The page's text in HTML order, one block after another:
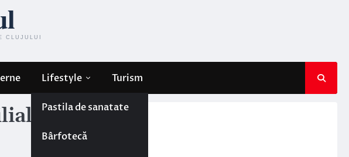
Lifestyle
Pastila de sanatate
Bârfotecă
Turism